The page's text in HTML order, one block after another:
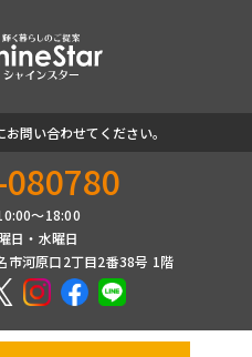
問い合わせてください。
〜18:00
日・水曜日
市河原口2丁目2番38号 1階